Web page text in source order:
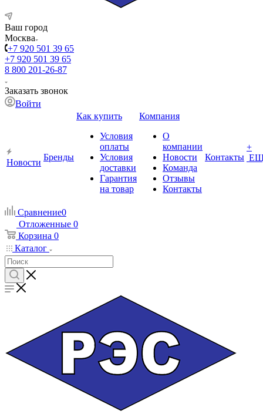
Ваш город
Москва
+7 920 501 39 65
+7 920 501 39 65
8 800 201-26-87
Заказать звонок
Войти
Новости
Бренды
Как купить
Условия
оплаты
Условия
доставки
Гарантия
на товар
Компания
О
компании
Новости
Команда
Отзывы
Контакты
Контакты
+
Сравнение0
Отложенные 0
Корзина 0
Каталог